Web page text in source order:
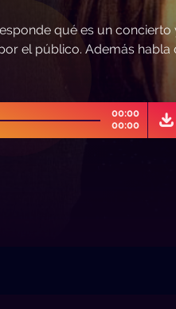
qué es un
el público. Además
00:00
00:00